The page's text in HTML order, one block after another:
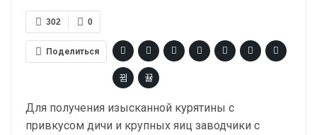
0
302
Поделиться
Для получения изысканной курятины с
привкусом дичи и крупных яиц заводчики с